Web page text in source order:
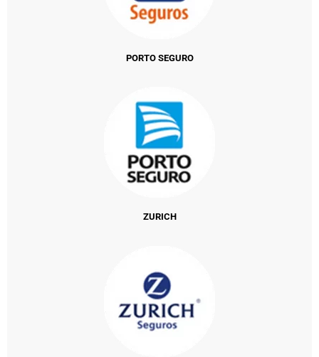
PORTO SEGURO
ZURICH